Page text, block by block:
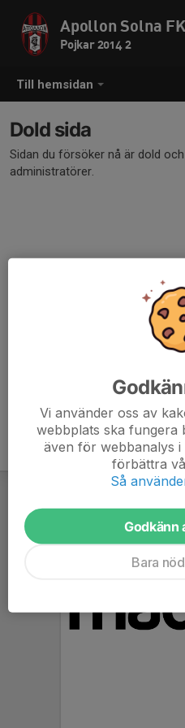
Till hemsidan
Apollon Solna FK
Pojkar 2014 2
Dold sida
Sidan du försöker nå är dold
administratörer.
Vi använder oss av
webbplats ska fungera
även för webbanalys
förbättra
Så
Godkänn
Bara